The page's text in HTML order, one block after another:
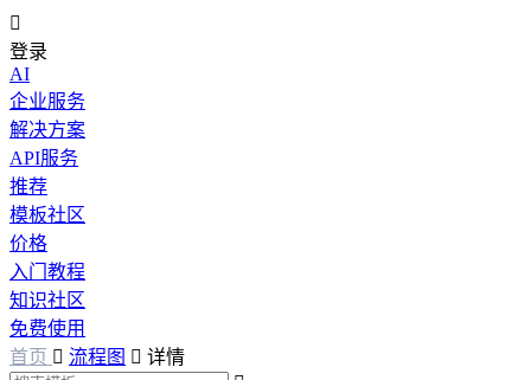

登录
AI
企业服务
解决方案
API服务
推荐
模板社区
价格
入门教程
知识社区
免费使用
首页  流程图  详情